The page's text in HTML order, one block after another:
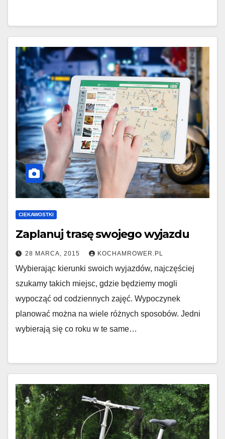
CIEKAWOSTKI
Zaplanuj trasę swojego wyjazdu
28 MARCA, 2015 KOCHAMROWER.PL
Wybierając kierunki swoich wyjazdów, najczęściej
szukamy takich miejsc, gdzie będziemy mogli
wypocząć od codziennych zajęć. Wypoczynek
planować można na wiele różnych sposobów. Jedni
wybierają się co roku w te same…